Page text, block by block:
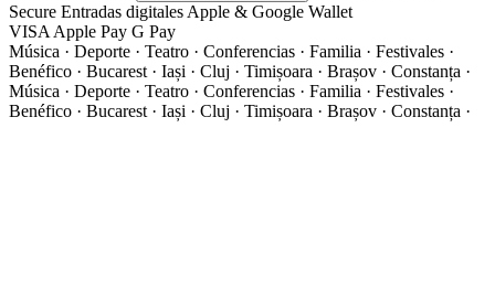
Secure Entradas digitales Apple & Google Wallet
VISA Apple Pay G Pay
Música · Deporte · Teatro · Conferencias · Familia · Festivales ·
Benéfico · Bucarest · Iași · Cluj · Timișoara · Brașov · Constanța ·
Música · Deporte · Teatro · Conferencias · Familia · Festivales ·
Benéfico · Bucarest · Iași · Cluj · Timișoara · Brașov · Constanța ·